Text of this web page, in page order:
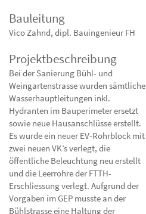
Bauleitung
Vico Zahnd, dipl. Bauingenieur FH
Projektbeschreibung
Bei der Sanierung Bühl- und
Weingartenstrasse wurden sämtliche
Wasserhauptleitungen inkl.
Hydranten im Bauperimeter ersetzt
sowie neue Hausanschlüsse erstellt.
Es wurde ein neuer EV-Rohrblock mit
zwei neuen VK’s verlegt, die
öffentliche Beleuchtung neu erstellt
und die Leerrohre der FTTH-
Erschliessung verlegt. Aufgrund der
Vorgaben im GEP musste an der
Bühlstrasse eine Haltung der